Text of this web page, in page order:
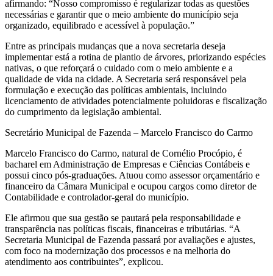
afirmando: “Nosso compromisso é regularizar todas as questões
necessárias e garantir que o meio ambiente do município seja
organizado, equilibrado e acessível à população.”
Entre as principais mudanças que a nova secretaria deseja
implementar está a rotina de plantio de árvores, priorizando espécies
nativas, o que reforçará o cuidado com o meio ambiente e a
qualidade de vida na cidade. A Secretaria será responsável pela
formulação e execução das políticas ambientais, incluindo
licenciamento de atividades potencialmente poluidoras e fiscalização
do cumprimento da legislação ambiental.
Secretário Municipal de Fazenda – Marcelo Francisco do Carmo
Marcelo Francisco do Carmo, natural de Cornélio Procópio, é
bacharel em Administração de Empresas e Ciências Contábeis e
possui cinco pós-graduações. Atuou como assessor orçamentário e
financeiro da Câmara Municipal e ocupou cargos como diretor de
Contabilidade e controlador-geral do município.
Ele afirmou que sua gestão se pautará pela responsabilidade e
transparência nas políticas fiscais, financeiras e tributárias. “A
Secretaria Municipal de Fazenda passará por avaliações e ajustes,
com foco na modernização dos processos e na melhoria do
atendimento aos contribuintes”, explicou.